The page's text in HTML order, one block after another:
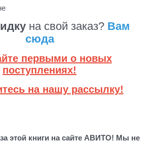
на свой заказ? Вам
сюда
первыми о новых
поступлениях!
на нашу рассылку!
этой книги на сайте АВИТО! Мы не